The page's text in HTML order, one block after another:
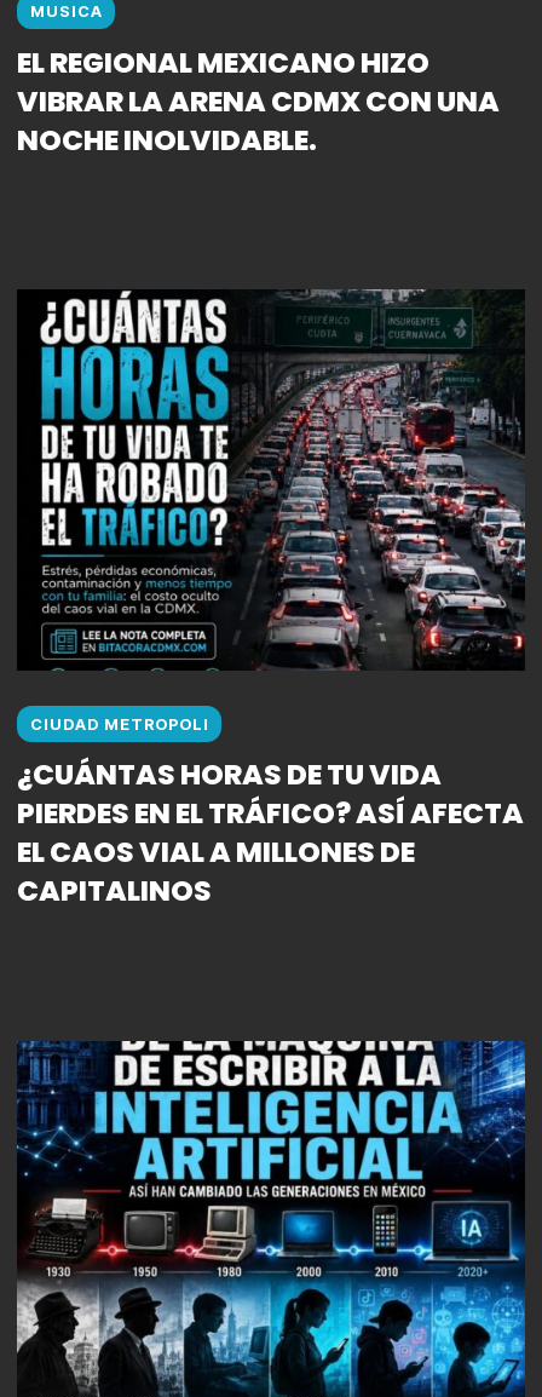
MUSICA
EL REGIONAL MEXICANO HIZO
VIBRAR LA ARENA CDMX CON UNA
NOCHE INOLVIDABLE.
CIUDAD METROPOLI
¿CUÁNTAS HORAS DE TU VIDA
PIERDES EN EL TRÁFICO? ASÍ AFECTA
EL CAOS VIAL A MILLONES DE
CAPITALINOS